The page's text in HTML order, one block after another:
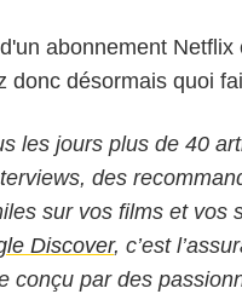
abonnement
donc désormais quoi
les jours plus de 40
des
sur vos films et vos
Discover, c’est
conçu par des